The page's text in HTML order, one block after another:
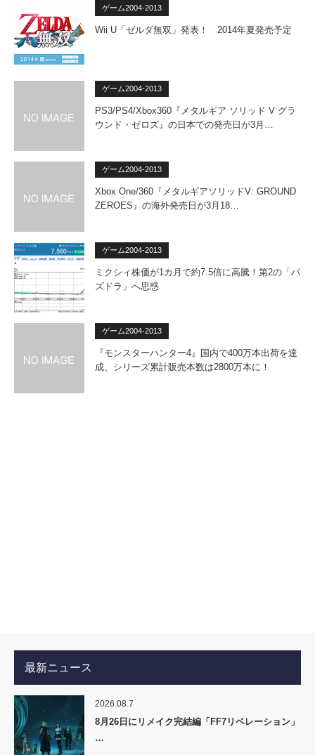
ゲーム2004-2013
Wii U「ゼルダ無双」発表！ 2014年夏発売予定
ゲーム2004-2013
PS3/PS4/Xbox360『メタルギア ソリッド V グラ
ウンド・ゼロズ』の日本での発売日が3月…
ゲーム2004-2013
Xbox One/360『メタルギアソリッドV: GROUND
ZEROES』の海外発売日が3月18…
ゲーム2004-2013
ミクシィ株価が1カ月で約7.5倍に高騰！第2の「パ
ズドラ」へ思惑
ゲーム2004-2013
『モンスターハンター4』国内で400万本出荷を達
成、シリーズ累計販売本数は2800万本に！
最新ニュース
2026.08.7
8月26日にリメイク完結編「FF7リベレーション」
…